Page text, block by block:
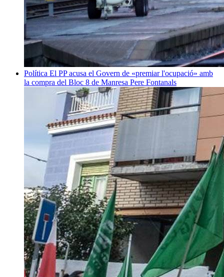
Política El PP acusa el Govern de «premiar l'ocupació» amb
la compra del Bloc 8 de Manresa Pere Fontanals